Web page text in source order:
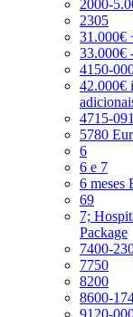
2000-
2305
31.000€
33.000€
4150-
42.000€
4715-
5780
6
6 e 7
6 meses
69
7;
Package
7400-
7750
8200
8600-
9120-